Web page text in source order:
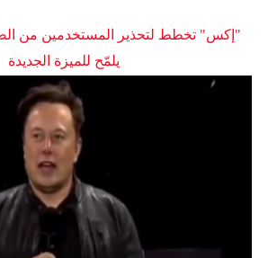
"إكس" تخطط لتحذير المستخدمين من
يلمّح للميزة الجديدة